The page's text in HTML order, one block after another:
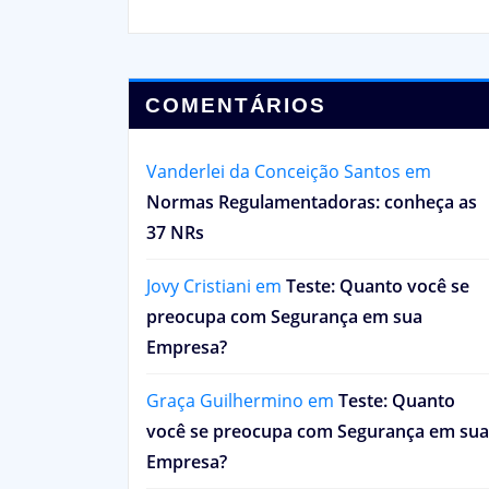
COMENTÁRIOS
Vanderlei da Conceição Santos em
Normas Regulamentadoras: conheça as
37 NRs
Jovy Cristiani em Teste: Quanto você se
preocupa com Segurança em sua
Empresa?
Graça Guilhermino em Teste: Quanto
você se preocupa com Segurança em sua
Empresa?